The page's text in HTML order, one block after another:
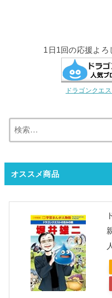
1日1回の応援よろ
ドラゴンクエ
オススメ商品